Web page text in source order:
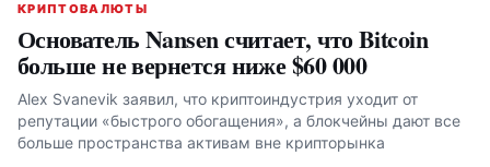
КРИПТОВАЛЮТЫ
Основатель Nansen считает, что Bitcoin
больше не вернется ниже $60 000
Alex Svanevik заявил, что криптоиндустрия уходит от
репутации «быстрого обогащения», а блокчейны дают все
больше пространства активам вне крипторынка